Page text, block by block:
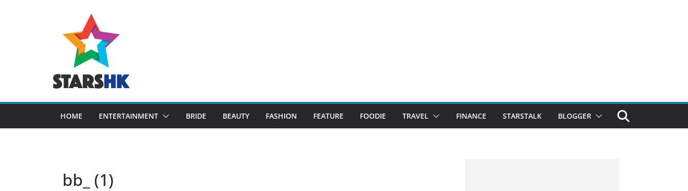
HOME ENTERTAINMENT BRIDE BEAUTY FASHION FEATURE FOODIE TRAVEL FINANCE STARSTALK BLOGGER
bb_ (1)